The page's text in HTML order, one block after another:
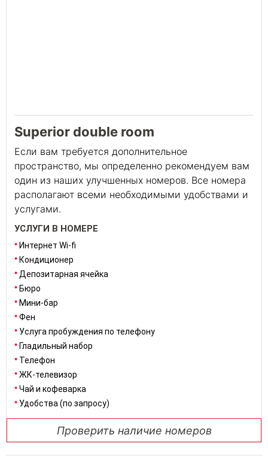
Superior double room
Если вам требуется дополнительное
пространство, мы определенно рекомендуем вам
один из наших улучшенных номеров. Все номера
располагают всеми необходимыми удобствами и
услугами.
УСЛУГИ В НОМЕРЕ
Интернет Wi-fi
Кондиционер
Депозитарная ячейка
Бюро
Мини-бар
Фен
Услуга пробуждения по телефону
Гладильный набор
Телефон
ЖК-телевизор
Чай и кофеварка
Удобства (по запросу)
Проверить наличие номеров